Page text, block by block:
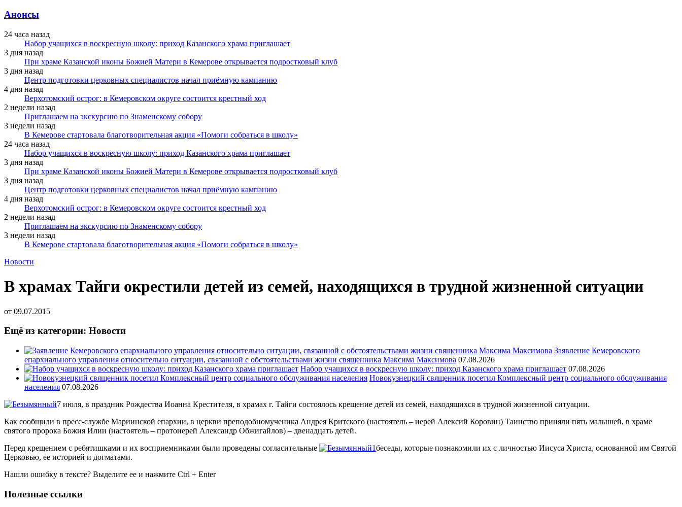
Анонсы
24 часа назад
Набор учащихся в воскресную школу: приход Казанского храма приглашает
3 дня назад
При храме Казанской иконы Божией Матери в Кемерове открывается подростковый клуб
3 дня назад
Центр подготовки церковных специалистов начал приёмную кампанию
4 дня назад
Верхотомский острог: в Кемеровском округе состоится крестный ход
2 недели назад
Приглашаем на экскурсию по Знаменскому собору
3 недели назад
В Кемерове стартовала благотворительная акция «Помоги собраться в школу»
24 часа назад
Набор учащихся в воскресную школу: приход Казанского храма приглашает
3 дня назад
При храме Казанской иконы Божией Матери в Кемерове открывается подростковый клуб
3 дня назад
Центр подготовки церковных специалистов начал приёмную кампанию
4 дня назад
Верхотомский острог: в Кемеровском округе состоится крестный ход
2 недели назад
Приглашаем на экскурсию по Знаменскому собору
3 недели назад
В Кемерове стартовала благотворительная акция «Помоги собраться в школу»
Новости
В храмах Тайги окрестили детей из семей, находящихся в трудной жизненной ситуации
от 09.07.2015
Ещё из категории: Новости
Заявление Кемеровского
епархиального управления относительно ситуации, связанной с обстоятельствами жизни священника Максима Максимова 07.08.2026
Набор учащихся в воскресную школу: приход Казанского храма приглашает 07.08.2026
Новокузнецкий священник посетил Комплексный центр социального обслуживания
населения 07.08.2026
7 июля, в праздник Рождества Иоанна Крестителя, в храмах г. Тайги состоялось крещение детей из семей, находящихся в трудной жизненной ситуации.
Как сообщили в пресс-службе Мариинской епархии, в церкви преподобномученика Андрея Критского (настоятель – иерей Алексий Коровин) Таинство приняли пять малышей, в храме
святого пророка Божия Илии (настоятель – протоиерей Александр Обжигайлов) – двенадцать детей.
Перед крещением с ребятишками и их восприемниками были проведены согласительные
беседы, которые познакомили их с личностью Иисуса Христа, основанной им Святой
Церковью, ее историей и догматами.
Нашли ошибку в тексте? Выделите ее и нажмите Ctrl + Enter
Полезные ссылки